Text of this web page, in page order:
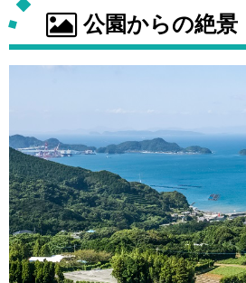
公園からの絶景